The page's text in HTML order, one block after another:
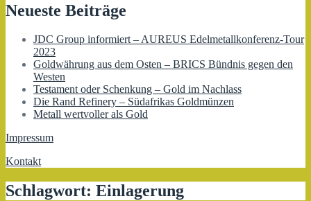
Neueste Beiträge
JDC Group informiert – AUREUS Edelmetallkonferenz-Tour
2023
Goldwährung aus dem Osten – BRICS Bündnis gegen den
Westen
Testament oder Schenkung – Gold im Nachlass
Die Rand Refinery – Südafrikas Goldmünzen
Metall wertvoller als Gold
Impressum
Kontakt
Schlagwort: Einlagerung